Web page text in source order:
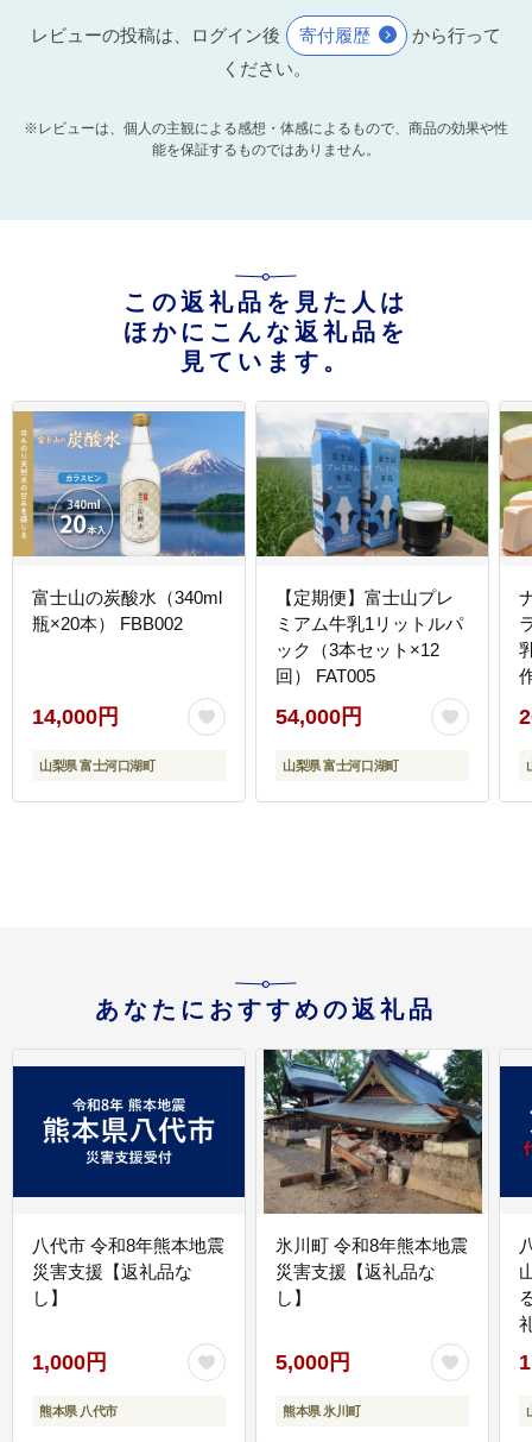
レビューの投稿は、ログイン後 寄付履歴
から行って
ください。
※レビューは、個人の主観による感想・体感によるもので、商品の効果や性
能を保証するものではありません。
この返礼品を見た人は
ほかにこんな返礼品を
見ています。
富士山の炭酸水（340ml
瓶×20本） FBB002
14,000円
山梨県 富士河口湖町
【定期便】富士山プレ
ミアム牛乳1リットルパ
ック（3本セット×12
回） FAT005
54,000円
山梨県 富士河口湖町
あなたにおすすめの返礼品
八代市 令和8年熊本地震
災害支援【返礼品な
し】
1,000円
熊本県 八代市
氷川町 令和8年熊本地震
災害支援【返礼品な
し】
5,000円
熊本県 氷川町